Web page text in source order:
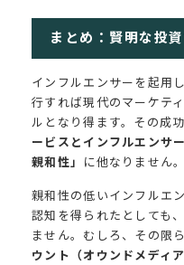
まとめ：賢明な投
インフルエンサーを起用
行すれば現代のマーケテ
ルとなり得ます。その成
ービスとインフルエンサ
親和性」 に他なりません。
親和性の低いインフルエ
認知を得られたとしても
ません。むしろ、その限
ウント（オウンドメディ